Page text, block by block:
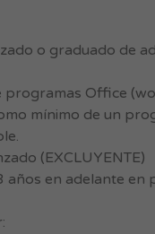
o graduado de
programas Office
mínimo de un
(EXCLUYENTE)
años en adelante en